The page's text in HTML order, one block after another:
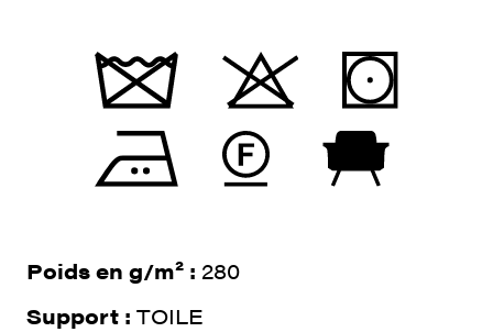
Poids en g/m² : 280
Support : TOILE